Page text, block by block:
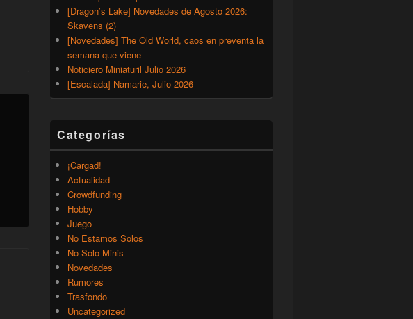
[Dragon’s Lake] Novedades de Agosto 2026:
Skavens (2)
[Novedades] The Old World, caos en preventa la
semana que viene
Noticiero Miniaturil Julio 2026
[Escalada] Namarie, Julio 2026
Categorías
¡Cargad!
Actualidad
Crowdfunding
Hobby
Juego
No Estamos Solos
No Solo Minis
Novedades
Rumores
Trasfondo
Uncategorized